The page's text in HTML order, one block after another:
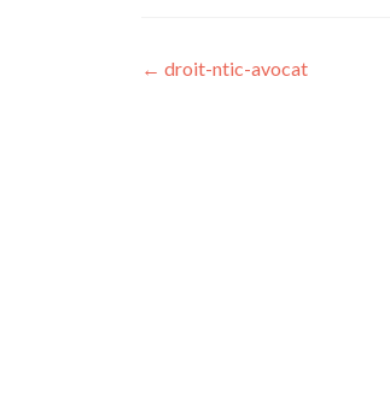
Post
← droit-ntic-avocat